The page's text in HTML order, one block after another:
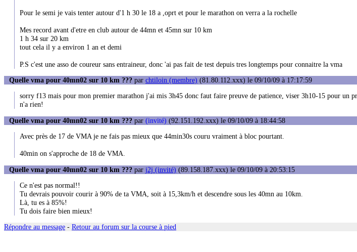
Pour le semi je vais tenter autour d'1 h 30 le 18 a ,oprt et pour le marathon on verra a la rochelle
Mes record avant d'etre en club autour de 44mn et 45mn sur 10 km
1 h 34 sur 20 km
tout cela il y a environ 1 an et demi
P.S c'est une asso de coureur sans entraineur, donc 'ai pas fait de test depuis tres longtemps pour connaitre la vma
Quelle vma pour 40mn02 sur 10 km ??? par chtiloin (membre) (81.80.112.xxx) le 09/10/09 à 17:17:59
sorry f13 mais pour mon premier marathon j'ai mis 3h45 donc faut faire preuve de patience, viser 3h10-15 pour un
n'a rien!
Quelle vma pour 40mn02 sur 10 km ??? par (invité) (92.151.192.xxx) le 09/10/09 à 18:44:58
Avec près de 17 de VMA je ne fais pas mieux que 44min30s couru vraiment à bloc pourtant.
40min on s'approche de 18 de VMA.
Quelle vma pour 40mn02 sur 10 km ??? par j2j (invité) (89.158.187.xxx) le 09/10/09 à 20:53:15
Ce n'est pas normal!!
Tu devrais pouvoir courir à 90% de ta VMA, soit à 15,3km/h et descendre sous les 40mn au 10km.
Là, tu es à 85%!
Tu dois faire bien mieux!
Répondre au message - Retour au forum sur la course à pied